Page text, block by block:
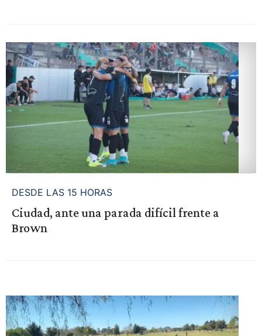
DESDE LAS 15 HORAS
Ciudad, ante una parada difícil frente a
Brown